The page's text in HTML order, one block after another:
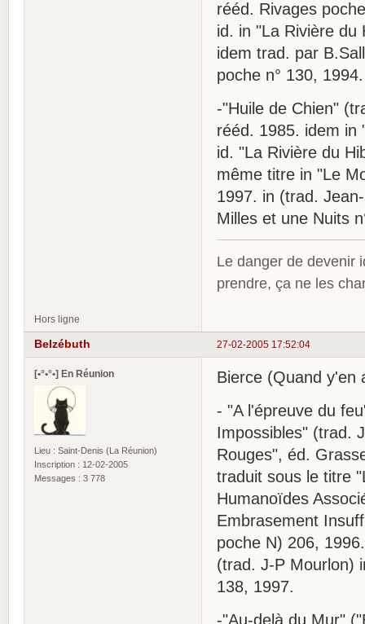
rééd. Rivages
id. in "La Rivière du
idem trad. par
poche n° 130, 1994.
-"Huile de Chien"
rééd. 1985. idem in
id. "La Rivière du
même titre in "Le
1997. in (trad.
Milles et une Nuits
Le danger de devenir
prendre, ça ne les
Hors ligne
27-02-2005 17:52:04
Belzébuth
[•°•°•] En Réunion
Lieu : Saint-Denis (La Réunion)
Inscription : 12-02-2005
Messages : 3 778
Bierce (Quand y'en
- "A l'épreuve du
Impossibles" (trad.
Rouges", éd.
traduit sous le titre
Humanoïdes
Embrasement
poche N) 206,
(trad. J-P Mourlon)
138, 1997.
-"Au-delà du Mur"